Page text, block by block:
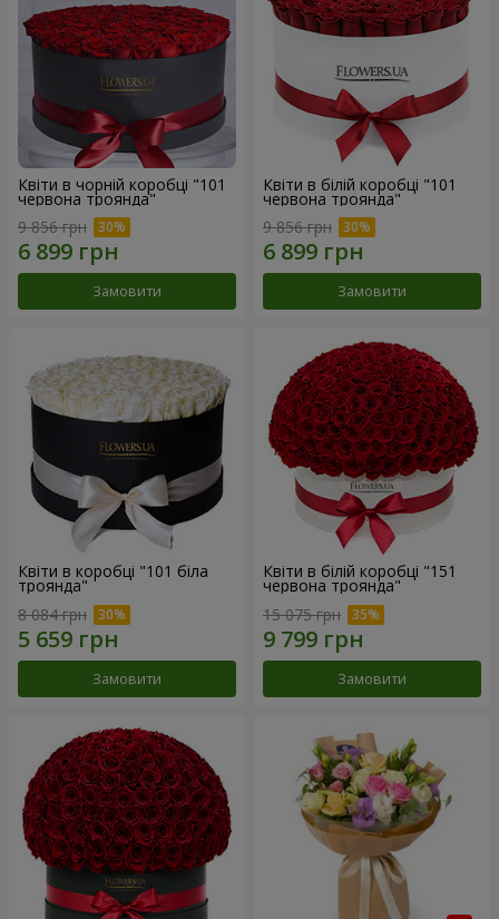
Квіти в чорній коробці "101
червона троянда"
9 856 грн
Замовити
Квіти в білій коробці "101
червона троянда"
9 856 грн
Замовити
Квіти в коробці "101 біла
троянда"
8 084 грн
Замовити
Квіти в білій коробці "151
червона троянда"
15 075 грн
Замовити